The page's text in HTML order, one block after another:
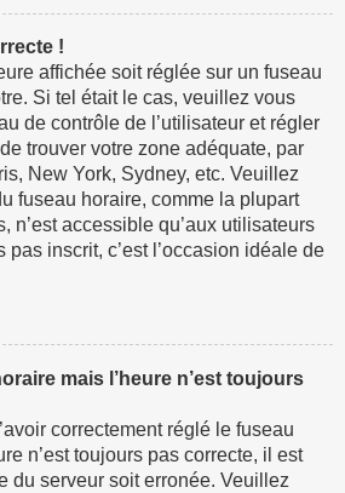
!
affichée soit réglée sur un fuseau
Si tel était le cas, veuillez vous
de contrôle de l’utilisateur et régler
trouver votre zone adéquate, par
New York, Sydney, etc. Veuillez
fuseau horaire, comme la plupart
n’est accessible qu’aux utilisateurs
pas inscrit, c’est l’occasion idéale de
mais l’heure n’est toujours
correctement réglé le fuseau
n’est toujours pas correcte, il est
du serveur soit erronée. Veuillez